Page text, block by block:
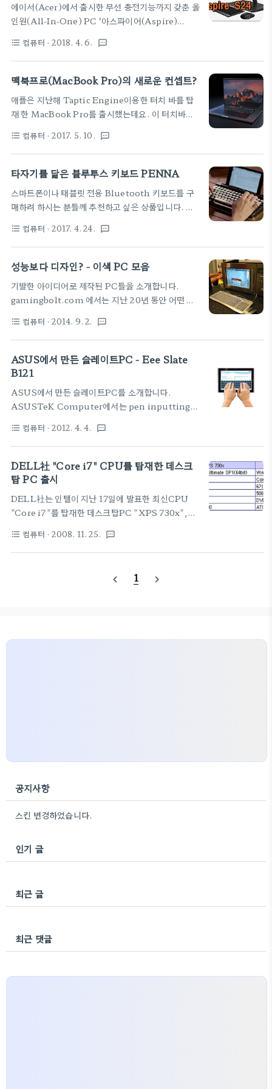
으로 가성비 좋은 중고 노트북을 구매하는 것도 똑똑
한 선택이 될 수 있습니다. 특히 최신 사양을 요구하지
않는 사용자나 이동성을 중시하는 분들에게는 중고 노
추천하고, 그 특징과 장단점을 자..
에이서(Acer)에서 출시한 무선 충전기능까지 갖춘 올
인원(All-In-One) PC ‘아스파이어(Aspire)
드와 블랙컬러가 조합된 럭셔리한 디자인이 특징인
‘아스파이어(Aspire) S24’는 23.8치 풀HD IPS 디
스플레이와 178도 광시야각, 2.7mm의 베젤에 에이
생생하고 선명한 화질을 경험할 수 있으며, Dolby
Audio Premium 및 Acer TrueHarmony 기술
이 지원하는 2.1 채널 서브 우퍼는 사용자에게 생생한
윈도우 10이 탑재돼 있고, 2x2 MIM..
format_list_bulleted 컴퓨터 · 2018. 4. 6. textsms
맥북프로(MacBook Pro)의 새로운 컨셉트?
애플은 지난해 Taptic Engine이용한 터치 바를 탑
재 한 MacBook Pro를 출시했는데요. 이 터치바의
디자이너 Daniel Brunsteiner는 새로운
MacBook Pro의 개념을 제안했습니다. 이미지에서
볼 수 있듯이 디자인 컨셉은 전통적인 노트북과 비슷
영역에는 터치 바의 기능으로 전부 할당했는데요. 좁
은 터치 바는 여전히 기존 맥북 프로처럼 상단에 배열
되어있어 다양한 기능 키에 빠르게 액세스하거나 사용
하는 터치 지원 디스플레이가 있으며 내장형 Taptic
Engine과 연계된 키보드를..
format_list_bulleted 컴퓨터 · 2017. 5. 10. textsms
타자기를 닮은 블루투스 키보드 PENNA
스마트폰이나 태블릿 전용 Bluetooth 키보드를 구
매하려 하시는 분들께 추천하고 싶은 상품입니다. 오
드 'Penna'는 2017년 4월 6일(한국시간 오후 11시)
부터 크라우드 펀딩 사이트인 Kickstarter에서 런칭
을 시작 자금을 모집하고 있으며, 현재 약 99 달러로
습이지만 외관과는 달리 강력한 기계식 키보드입니
다. 기계적 스위치를 채용 한 이 키보드는 최고수준의
스위치 기술을 자랑하는 Cherry의 스위치를 도입하
Cherry MX Blue, Cherry MX Red, Cherry
MX B..
format_list_bulleted 컴퓨터 · 2017. 4. 24. textsms
성능보다 디자인? - 이색 PC 모음
기발한 아이디어로 제작된 PC들을 소개합니다.
gamingbolt.com 에서는 지난 20년 동안 어떤 게
지만, 어떤 시스템보다 개조가 잘 되지 않은 밋밋한 모
양의 케이스들이 대부분이었다며, 가장 이색적인 PC
를 엄선 하여 소개하였습니다. 최고의 PC 들을 소개
합니다.
format_list_bulleted 컴퓨터 · 2014. 9. 2. textsms
ASUS에서 만든 슬레이트PC - Eee Slate
B121
ASUS에서 만든 슬레이트PC를 소개합니다.
ASUSTeK Computer에서는 pen inputting와
'Eee Slate B121'를 4월중에 발매예정입니다. 가격
은약 130만대로 알려져있습니다. 'Eee Slate
B121'의 외형은 슬림한 태블릿이지만 실제로는 강력
한 고성능 PC. 인텔 Core i5 프로세서와 4GB의 메
술의 채용하여 업무용으로는 충분히 사용할 수 있는
스펙으로 무장하였습니다. 와콤의 'feel IT
technologies'를 채용하여 정전 용량 방식의 멀티
format_list_bulleted 컴퓨터 · 2012. 4. 4. textsms
DELL社 "Core i7" CPU를 탑재한 데스크
탑 PC 출시
DELL社는 인텔이 지난 17일에 발표한 최신CPU
"Core i7"를 탑재한 데스크탑PC "XPS 730x",
니다. 고성능을 추구하는 유저를 위한 제품으로 긴본
사양의 판매 가격은XPS 730x 이 약 3,000달러,
730x은 게이머 전용의 고성능 PC "XPS"시리즈의
"오버 클락"상태로 운용할 수 있는 옵션을 준비하였으
format_list_bulleted 컴퓨터 · 2008. 11. 25. textsms
navigate_before 1 navigate_next
공지사항
스킨 변경하였습니다.
인기 글
최근 글
최근 댓글